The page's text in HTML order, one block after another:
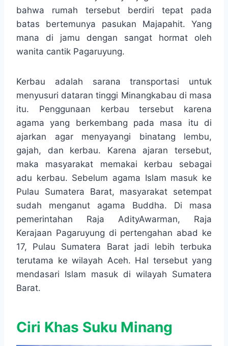
bahwa rumah tersebut berdiri tepat pada
batas bertemunya pasukan Majapahit. Yang
mana di jamu dengan sangat hormat oleh
wanita cantik Pagaruyung.
Kerbau adalah sarana transportasi untuk
menyusuri dataran tinggi Minangkabau di masa
itu. Penggunaan kerbau tersebut karena
agama yang berkembang pada masa itu di
ajarkan agar menyayangi binatang lembu,
gajah, dan kerbau. Karena ajaran tersebut,
maka masyarakat memakai kerbau sebagai
adu kerbau. Sebelum agama Islam masuk ke
Pulau Sumatera Barat, masyarakat setempat
sudah menganut agama Buddha. Di masa
pemerintahan Raja AdityAwarman, Raja
Kerajaan Pagaruyung di pertengahan abad ke
17, Pulau Sumatera Barat jadi lebih terbuka
terutama ke wilayah Aceh. Hal tersebut yang
mendasari Islam masuk di wilayah Sumatera
Barat.
Ciri Khas Suku Minang